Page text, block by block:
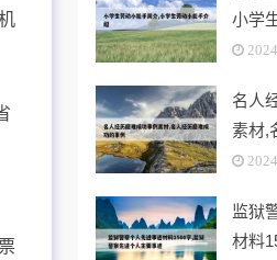
小学
名人
素材,
的事
监狱
材料